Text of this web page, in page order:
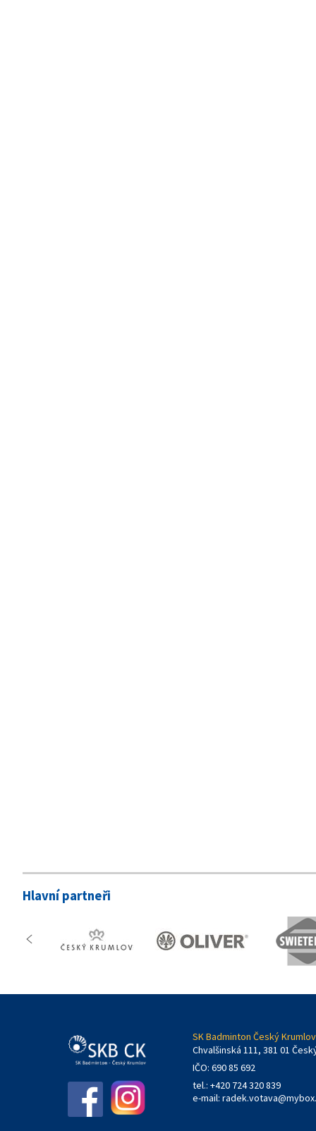
Hlavní partneři
SK Badminton Český
Chvalšinská 111, 381 01
IČO: 690 85 692
tel.: +420 724 320 839
e-mail: